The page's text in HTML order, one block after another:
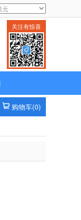
关注有惊喜
购物车(0)